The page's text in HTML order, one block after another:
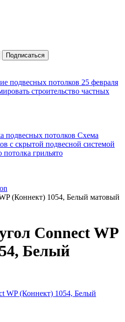
Подписаться
подвесных потолков 25 февраля
строительство частных
подвесных потолков Схема
с скрытой подвесной системой
грильято
(Коннект) 1054, Белый матовый
Connect WP
Белый